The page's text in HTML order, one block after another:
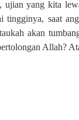
ujian yang kita
saat
akan
Allah?